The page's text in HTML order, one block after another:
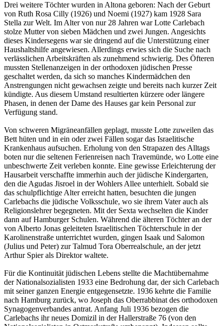
Drei weitere Töchter wurden in Altona geboren: Nach der Geburt
von Ruth Rosa Cilly (1926) und Noemi (1927) kam 1928 Sara
Stella zur Welt. Im Alter von nur 28 Jahren war Lotte Carlebach
stolze Mutter von sieben Mädchen und zwei Jungen. Angesichts
dieses Kindersegens war sie dringend auf die Unterstützung einer
Haushaltshilfe angewiesen. Allerdings erwies sich die Suche nach
verlässlichen Arbeitskräften als zunehmend schwierig. Des Öfteren
mussten Stellenanzeigen in der orthodoxen jüdischen Presse
geschaltet werden, da sich so manches Kindermädchen den
Anstrengungen nicht gewachsen zeigte und bereits nach kurzer Zeit
kündigte. Aus diesem Umstand resultierten kürzere oder längere
Phasen, in denen der Dame des Hauses gar kein Personal zur
Verfügung stand.
Von schweren Migräneanfällen geplagt, musste Lotte zuweilen das
Bett hüten und in ein oder zwei Fällen sogar das Israelitische
Krankenhaus aufsuchen. Erholung von den Strapazen des Alltags
boten nur die seltenen Ferienreisen nach Travemünde, wo Lotte eine
unbeschwerte Zeit verleben konnte. Eine gewisse Erleichterung der
Hausarbeit verschaffte immerhin auch der jüdische Kindergarten,
den die Agudas Jisroel in der Wohlers Allee unterhielt. Sobald sie
das schulpflichtige Alter erreicht hatten, besuchten die jungen
Carlebachs die jüdische Volksschule, wo sie ihrem Vater auch als
Religionslehrer begegneten. Mit der Sexta wechselten die Kinder
dann auf Hamburger Schulen. Während die älteren Töchter an der
von Alberto Jonas geleiteten Israelitischen Töchterschule in der
Karolinenstraße unterrichtet wurden, gingen Isaak und Salomon
(Julius und Peter) zur Talmud Tora Oberrealschule, an der jetzt
Arthur Spier als Direktor waltete.
Für die Kontinuität jüdischen Lebens stellte die Machtübernahme
der Nationalsozialisten 1933 eine Bedrohung dar, der sich Carlebach
mit seiner ganzen Energie entgegensetzte. 1936 kehrte die Familie
nach Hamburg zurück, wo Joseph das Oberrabbinat des orthodoxen
Synagogenverbandes antrat. Anfang Juli 1936 bezogen die
Carlebachs ihr neues Domizil in der Hallerstraße 76 (von den